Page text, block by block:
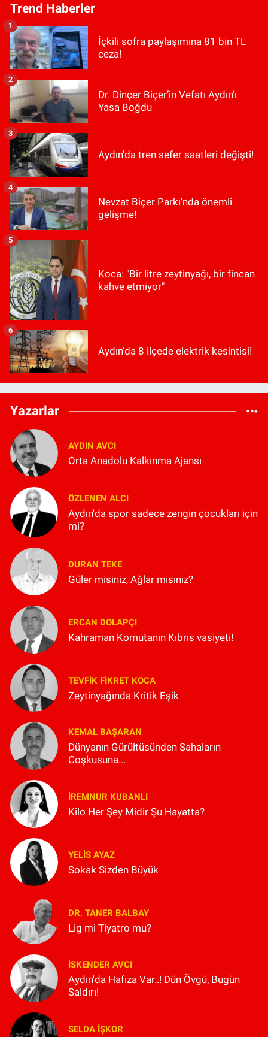
Trend Haberler
İçkili sofra paylaşımına 81 bin TL
ceza!
1
Dr. Dinçer Biçer’in Vefatı Aydın’ı
Yasa Boğdu
2
Aydın'da tren sefer saatleri değişti!
3
Nevzat Biçer Parkı'nda önemli
gelişme!
4
Koca: "Bir litre zeytinyağı, bir fincan
kahve etmiyor"
5
Aydın’da 8 ilçede elektrik kesintisi!
6
Yazarlar
AYDIN AVCI
Orta Anadolu Kalkınma Ajansı
ÖZLENEN ALCI
Aydın'da spor sadece zengin çocukları için
mi?
DURAN TEKE
Güler misiniz, Ağlar mısınız?
ERCAN DOLAPÇI
Kahraman Komutanın Kıbrıs vasiyeti!
TEVFIK FIKRET KOCA
Zeytinyağında Kritik Eşik
KEMAL BAŞARAN
Dünyanın Gürültüsünden Sahaların
Coşkusuna...
İREMNUR KUBANLI
Kilo Her Şey Midir Şu Hayatta?
YELIS AYAZ
Sokak Sizden Büyük
DR. TANER BALBAY
Lig mi Tiyatro mu?
İSKENDER AVCI
Aydın'da Hafıza Var..! Dün Övgü, Bugün
Saldırı!
SELDA İŞKOR